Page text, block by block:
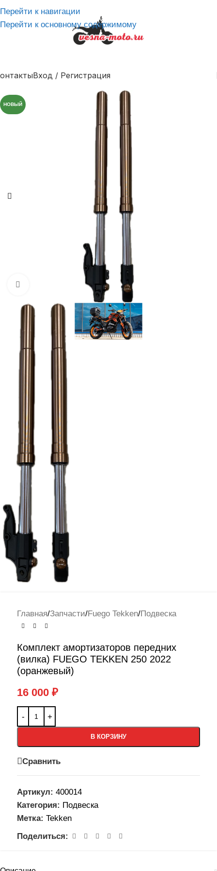
Перейти к навигации
Перейти к основному содержимому
Вход / Регистрация
НОВЫЙ
Нажмите, чтобы увеличить
Главная/Запчасти/Fuego Tekken/Подвеска
Комплект амортизаторов передних
(вилка) FUEGO TEKKEN 250 2022
(оранжевый)
16 000 ₽
В КОРЗИНУ
Сравнить
Артикул: 400014
Категория: Подвеска
Метка: Tekken
Поделиться: